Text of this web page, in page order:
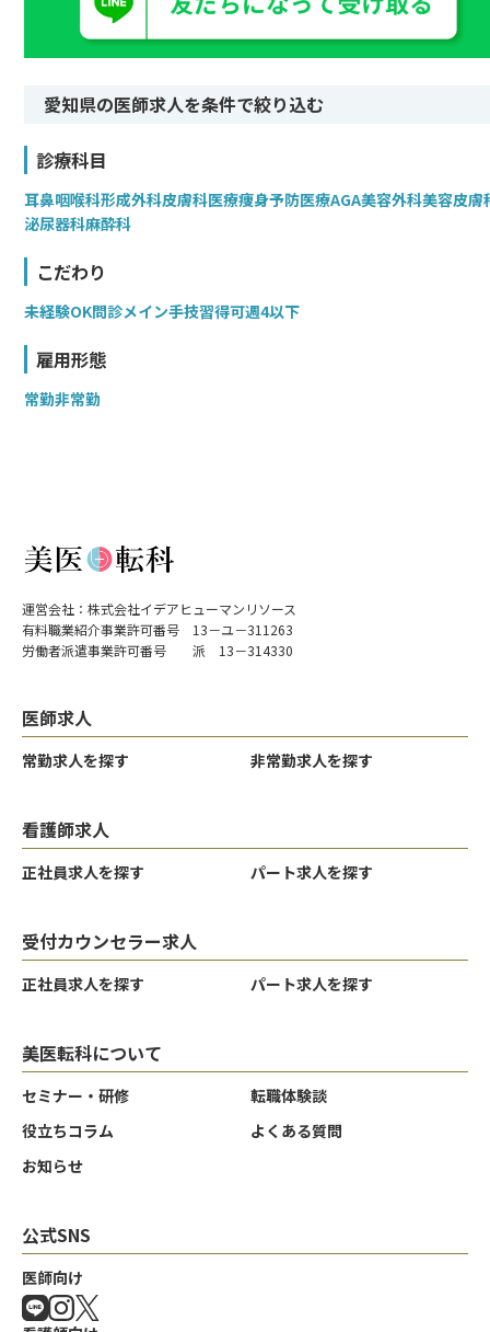
愛知県の医師求人を条件で絞り込む
診療科目
耳鼻咽喉科形成外科皮膚科医療痩身予防医療AGA美容外科美容皮膚
泌尿器科麻酔科
こだわり
未経験OK問診メイン手技習得可週4以下
雇用形態
常勤非常勤
運営会社：株式会社イデアヒューマンリソース
有料職業紹介事業許可番号 13－ユ－311263
労働者派遣事業許可番号 派 13－314330
医師求人
常勤求人を探す 非常勤求人を探す
看護師求人
正社員求人を探す パート求人を探す
受付カウンセラー求人
正社員求人を探す パート求人を探す
美医転科について
セミナー・研修
転職体験談
役立ちコラム
よくある質問
お知らせ
公式SNS
医師向け